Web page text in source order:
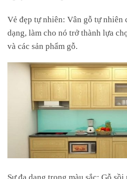
Vẻ đẹp tự nhiên: Vân gỗ tự nhiên
dạng, làm cho nó trở thành lựa
và các sản phẩm gỗ.
Sự đa dạng trong màu sắc: Gỗ sồi